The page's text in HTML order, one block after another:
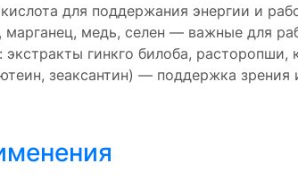
для поддержания энергии и
медь, селен — важные для
гинкго билоба, расторопши,
зеаксантин) — поддержка зрения